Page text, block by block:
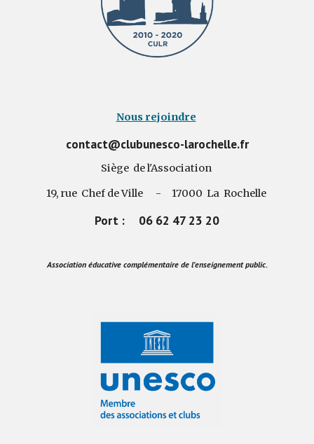
Nous rejoindre
contact@clubunesco-larochelle.fr
Siège de l'Association
19, rue Chef de Ville - 17000 La Rochelle
Port : 06 62 47 23 20
Association éducative complémentaire de l'enseignement public.